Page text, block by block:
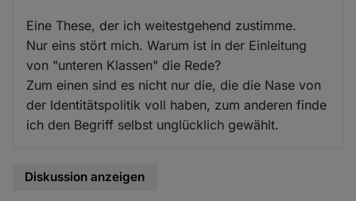
Eine These, der ich weitestgehend zustimme.
Nur eins stört mich. Warum ist in der Einleitung
von "unteren Klassen" die Rede?
Zum einen sind es nicht nur die, die die Nase von
der Identitätspolitik voll haben, zum anderen finde
ich den Begriff selbst unglücklich gewählt.
Diskussion anzeigen